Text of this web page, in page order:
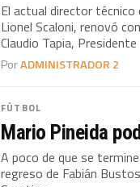
El actual director técnico
Lionel Scaloni, renovó
Claudio Tapia, Presidente
PorADMINISTRADOR 2
FÚTBOL
Mario Pineida
A poco de que se
regreso de Fabián